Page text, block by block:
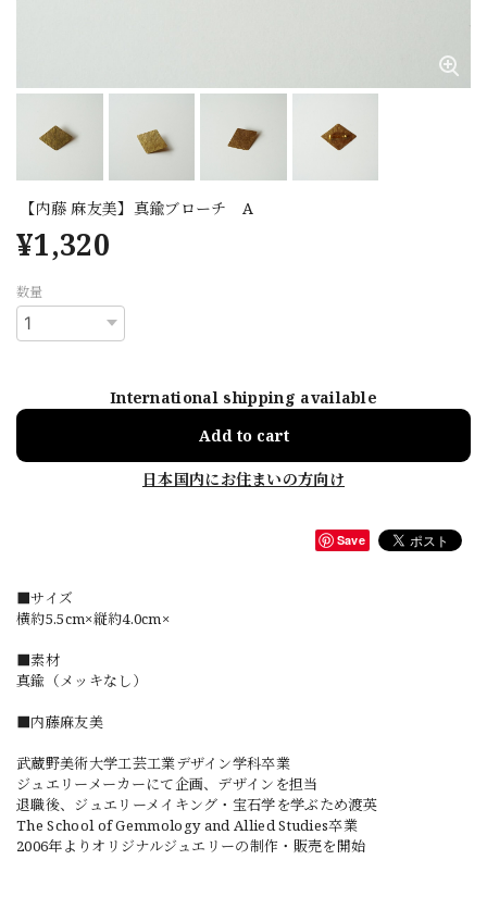
【内藤 麻友美】真鍮ブローチ A
¥1,320
数量
International shipping available
Add to cart
日本国内にお住まいの方向け
Save
■サイズ
横約5.5cm×縦約4.0cm×
■素材
真鍮（メッキなし）
■内藤麻友美
武蔵野美術大学工芸工業デザイン学科卒業
ジュエリーメーカーにて企画、デザインを担当
退職後、ジュエリーメイキング・宝石学を学ぶため渡英
The School of Gemmology and Allied Studies卒業
2006年よりオリジナルジュエリーの制作・販売を開始